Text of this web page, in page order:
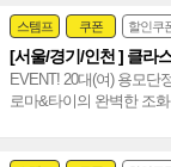
스템프 쿠폰 할인쿠
24시 홈케어
[서울/경기/인천 ] 클라
EVENT! 20대(여) 용모단
로마&타이의 완벽한 조